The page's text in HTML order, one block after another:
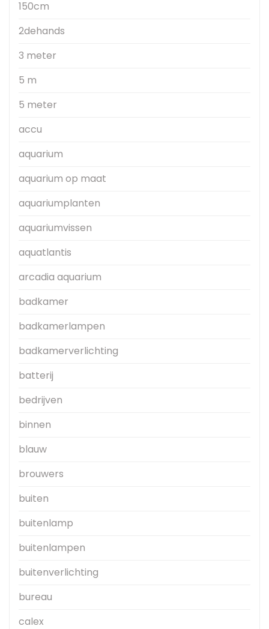
150cm
2dehands
3 meter
5 m
5 meter
accu
aquarium
aquarium op maat
aquariumplanten
aquariumvissen
aquatlantis
arcadia aquarium
badkamer
badkamerlampen
badkamerverlichting
batterij
bedrijven
binnen
blauw
brouwers
buiten
buitenlamp
buitenlampen
buitenverlichting
bureau
calex